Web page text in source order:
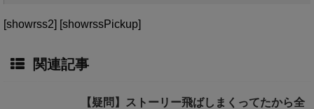
[showrss2] [showrssPickup]
関連記事
【疑問】ストーリー飛ばしまくってたから全